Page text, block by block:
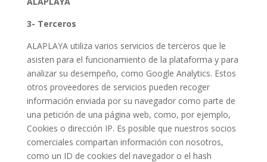
3- Terceros
ALAPLAYA utiliza varios servicios de terceros que le
asisten para el funcionamiento de la plataforma y para
analizar su desempeño, como Google Analytics. Estos
otros proveedores de servicios pueden recoger
información enviada por su navegador como parte de
una petición de una página web, como, por ejemplo,
Cookies o dirección IP. Es posible que nuestros socios
comerciales compartan información con nosotros,
como un ID de cookies del navegador o el hash